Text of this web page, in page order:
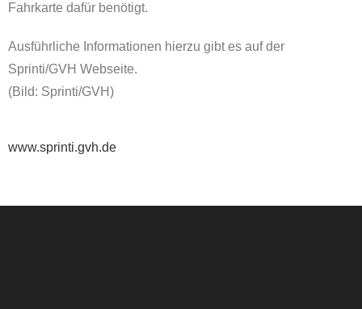
Fahrkarte dafür benötigt.
Ausführliche Informationen hierzu gibt es auf der
Sprinti/GVH Webseite.
(Bild: Sprinti/GVH)
www.sprinti.gvh.de